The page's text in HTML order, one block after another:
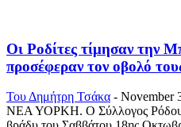
Οι Ροδίτες τίμησαν την
προσέφεραν τον οβολό
Του Δημήτρη Τσάκα - November
ΝΕΑ ΥΟΡΚΗ. Ο Σύλλογος Ρόδου